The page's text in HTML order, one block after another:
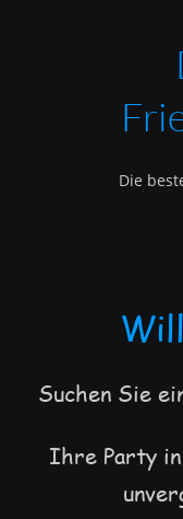
Die
Suchen Sie
Ihre Party